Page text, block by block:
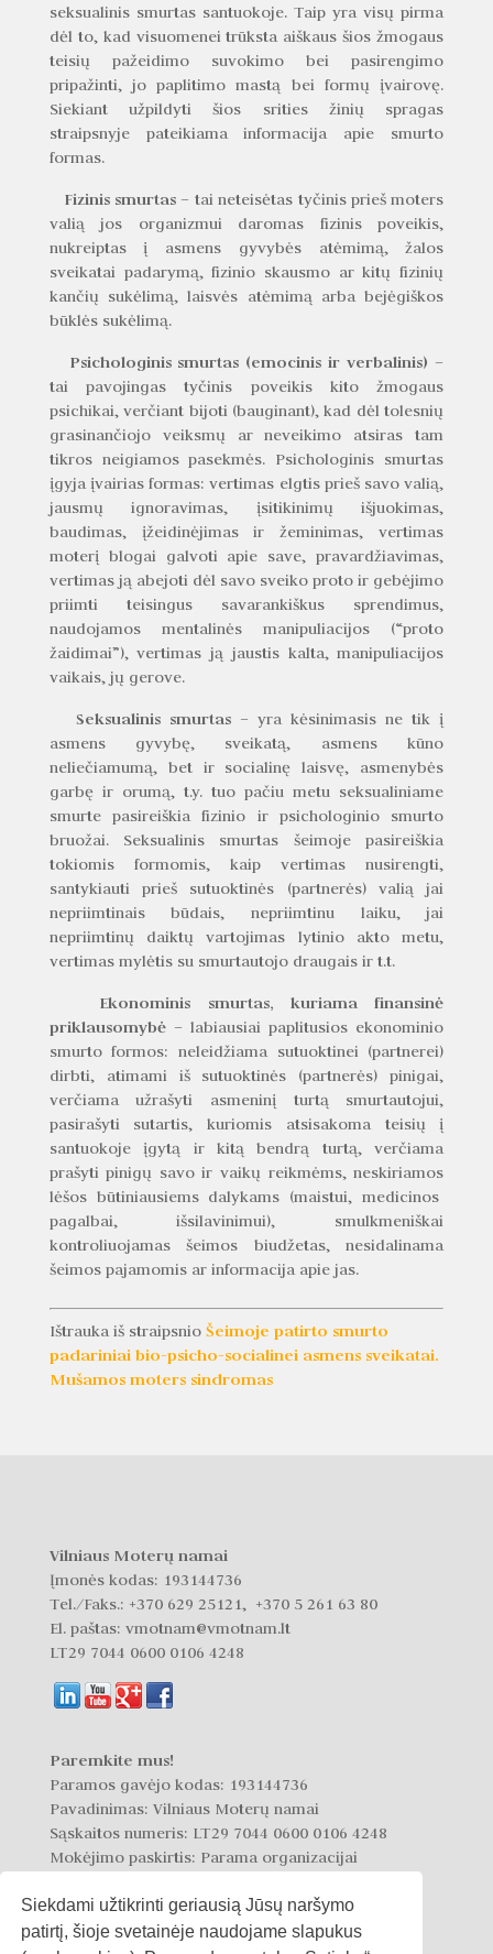
Siekdami užtikrinti geriausią Jūsų naršymo
patirtį, šioje svetainėje naudojame slapukus
seksualinis smurtas santuokoje. Taip yra visų pirma
dėl to, kad visuomenei trūksta aiškaus šios žmogaus
teisių pažeidimo suvokimo bei pasirengimo
pripažinti, jo paplitimo mastą bei formų įvairovę.
Siekiant užpildyti šios srities žinių spragas
straipsnyje pateikiama informacija apie smurto
formas.
Fizinis smurtas – tai neteisėtas tyčinis prieš moters
valią jos organizmui daromas fizinis poveikis,
nukreiptas į asmens gyvybės atėmimą, žalos
sveikatai padarymą, fizinio skausmo ar kitų fizinių
kančių sukėlimą, laisvės atėmimą arba bejėgiškos
būklės sukėlimą.
Psichologinis smurtas (emocinis ir verbalinis) –
tai pavojingas tyčinis poveikis kito žmogaus
psichikai, verčiant bijoti (bauginant), kad dėl tolesnių
grasinančiojo veiksmų ar neveikimo atsiras tam
tikros neigiamos pasekmės. Psichologinis smurtas
įgyja įvairias formas: vertimas elgtis prieš savo valią,
jausmų ignoravimas, įsitikinimų išjuokimas,
baudimas, įžeidinėjimas ir žeminimas, vertimas
moterį blogai galvoti apie save, pravardžiavimas,
vertimas ją abejoti dėl savo sveiko proto ir gebėjimo
priimti teisingus savarankiškus sprendimus,
naudojamos mentalinės manipuliacijos (“proto
žaidimai”), vertimas ją jaustis kalta, manipuliacijos
vaikais, jų gerove.
Seksualinis smurtas –yra kėsinimasis ne tik į
asmens gyvybę, sveikatą, asmens kūno
neliečiamumą, bet ir socialinę laisvę, asmenybės
garbę ir orumą, t.y. tuo pačiu metu seksualiniame
smurte pasireiškia fizinio ir psichologinio smurto
bruožai. Seksualinis smurtas šeimoje pasireiškia
tokiomis formomis, kaip vertimas nusirengti,
santykiauti prieš sutuoktinės (partnerės) valią jai
nepriimtinais būdais, nepriimtinu laiku, jai
nepriimtinų daiktų vartojimas lytinio akto metu,
vertimas mylėtis su smurtautojo draugais ir t.t.
Ekonominis smurtas, kuriama finansinė
priklausomybė – labiausiai paplitusios ekonominio
smurto formos: neleidžiama sutuoktinei (partnerei)
dirbti, atimami iš sutuoktinės (partnerės) pinigai,
verčiama užrašyti asmeninį turtą smurtautojui,
pasirašyti sutartis, kuriomis atsisakoma teisių į
santuokoje įgytą ir kitą bendrą turtą, verčiama
prašyti pinigų savo ir vaikų reikmėms, neskiriamos
lėšos būtiniausiems dalykams (maistui, medicinos
pagalbai, išsilavinimui), smulkmeniškai
kontroliuojamas šeimos biudžetas, nesidalinama
šeimos pajamomis ar informacija apie jas.
Ištrauka iš straipsnio Šeimoje patirto smurto
padariniai bio-psicho-socialinei asmens sveikatai.
Mušamos moters sindromas
Vilniaus Moterų namai
Įmonės kodas: 193144736
Tel./Faks.: +370 629 25121, +370 5 261 63 80
El. paštas: vmotnam@vmotnam.lt
LT29 7044 0600 0106 4248
Paremkite mus!
Paramos gavėjo kodas: 193144736
Pavadinimas: Vilniaus Moterų namai
Sąskaitos numeris: LT29 7044 0600 0106 4248
Mokėjimo paskirtis: Parama organizacijai